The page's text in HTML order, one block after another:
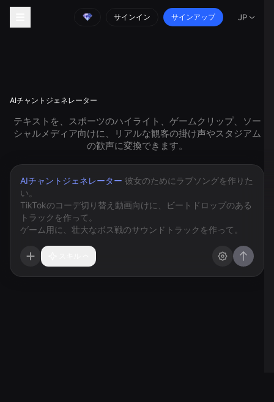
サインイン サインアップ JP
AIチャントジェネレーター
テキストを、スポーツのハイライト、ゲームクリップ、ソー
シャルメディア向けに、リアルな観客の掛け声やスタジアム
の歓声に変換できます。
AIチャントジェネレーター